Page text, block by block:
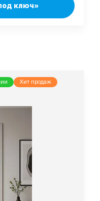
ключ»
Хит продаж